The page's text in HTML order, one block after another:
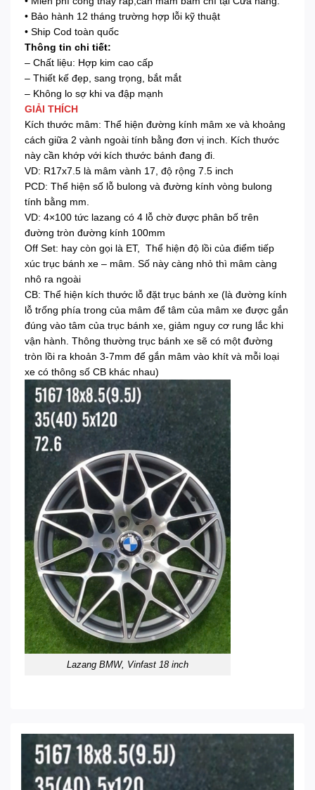
• Bảo hành 12 tháng trường hợp lỗi kỹ thuật
• Ship Cod toàn quốc
Thông tin chi tiết:
– Chất liệu: Hợp kim cao cấp
– Thiết kế đẹp, sang trọng, bắt mắt
– Không lo sợ khi va đập mạnh
GIẢI THÍCH
Kích thước mâm: Thể hiện đường kính mâm xe và khoảng
cách giữa 2 vành ngoài tính bằng đơn vị inch. Kích thước
này cần khớp với kích thước bánh đang đi.
VD: R17x7.5 là mâm vành 17, độ rộng 7.5 inch
PCD: Thể hiện số lỗ bulong và đường kính vòng bulong
tính bằng mm.
VD: 4×100 tức lazang có 4 lỗ chờ được phân bố trên
đường tròn đường kính 100mm
Off Set: hay còn gọi là ET, Thể hiện độ lồi của điểm tiếp
xúc trục bánh xe – mâm. Số này càng nhỏ thì mâm càng
nhô ra ngoài
CB: Thể hiện kích thước lỗ đặt trục bánh xe (là đường kính
lỗ trống phía trong của mâm để tâm của mâm xe được gắn
đúng vào tâm của trục bánh xe, giảm nguy cơ rung lắc khi
vận hành. Thông thường trục bánh xe sẽ có một đường
tròn lồi ra khoản 3-7mm để gắn mâm vào khít và mỗi loại
xe có thông số CB khác nhau)
Lazang BMW, Vinfast 18 inch